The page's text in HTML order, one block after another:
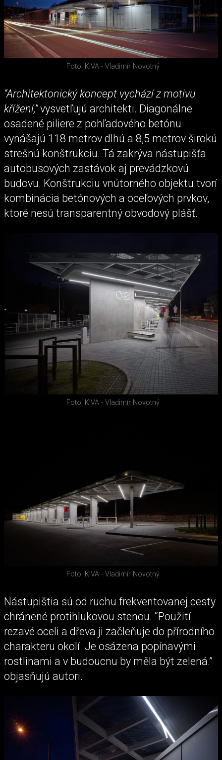
Foto: KIVA - Vladimír Novotný
“Architektonický koncept vychází z motivu
křížení,”vysvetľujú architekti. Diagonálne
osadené piliere z pohľadového betónu
vynášajú 118 metrov dlhú a 8,5 metrov širokú
strešnú konštrukciu. Tá zakrýva nástupišťa
autobusových zastávok aj prevádzkovú
budovu. Konštrukciu vnútorného objektu tvorí
kombinácia betónových a oceľových prvkov,
ktoré nesú transparentný obvodový plášť.
Foto: KIVA - Vladimír Novotný
Foto: KIVA - Vladimír Novotný
Nástupištia sú od ruchu frekventovanej cesty
chránené protihlukovou stenou. “Použití
rezavé oceli a dřeva ji začleňuje do přírodního
charakteru okolí. Je osázena popínavými
rostlinami a v budoucnu by měla být zelená.”
objasňujú autori.